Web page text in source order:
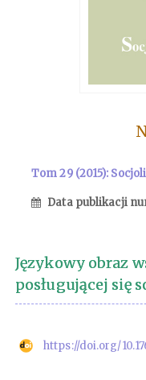
Tom 29 (2015):
Data publikacji
Językowy obraz
posługującej się
https://doi.org/